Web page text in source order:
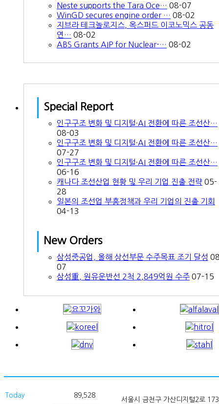
Neste supports the Tara Oce… 08-07
WinGD secures engine order … 08-02
지브라 테크놀로지스, 옥스퍼드 이코노믹스 공동
연… 08-02
ABS Grants AIP for Nuclear-… 08-02
Special Report
인구구조 변화 및 디지털·AI 전환에 따른 조선산…
08-03
인구구조 변화 및 디지털·AI 전환에 따른 조선산…
07-27
인구구조 변화 및 디지털·AI 전환에 따른 조선산…
06-16
캐나다 조선산업 현황 및 우리 기업 진출 전략 05-
28
일본의 조선업 부흥정책과 우리 기업의 진출 기회
04-13
New Orders
삼성중공업, 올해 상선부문 수주목표 조기 달성
07
삼성重, 원유운반선 2척 2,849억원 수주 07-15
Today 89,528
서울시 금천구 가산디지털2로